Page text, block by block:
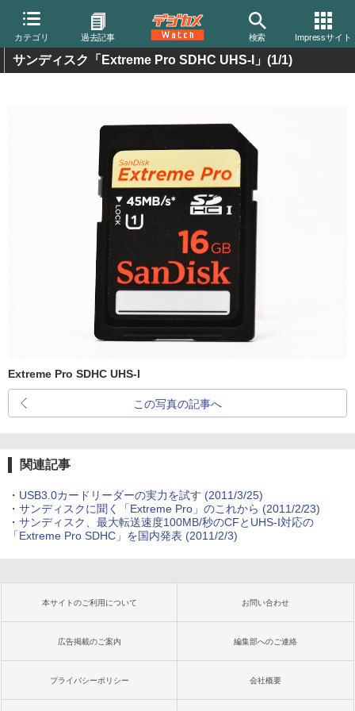
カテゴリ 過去記事 検索 Impressサイト
サンディスク「Extreme Pro SDHC UHS-I」 (1/1)
Extreme Pro SDHC UHS-I
この写真の記事へ
関連記事
・ USB3.0カードリーダーの実力を試す (2011/3/25)
・ サンディスクに聞く「Extreme Pro」のこれから (2011/2/23)
・ サンディスク、最大転送速度100MB/秒のCFとUHS-I対応の
「Extreme Pro SDHC」を国内発表 (2011/2/3)
本サイトのご利用について お問い合わせ
広告掲載のご案内 編集部へのご連絡
プライバシーポリシー 会社概要